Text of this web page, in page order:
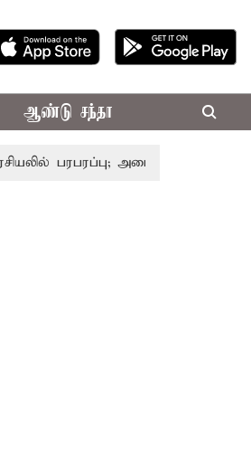
ஆண்டு சந்தா
அமைச்சர் ஆனந்த் உடன்